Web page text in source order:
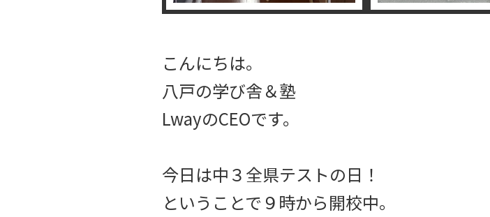
こんにちは。
八戸の学び舎＆塾
LwayのCEOです。
今日は中３全県テストの日！
ということで９時から開校中。